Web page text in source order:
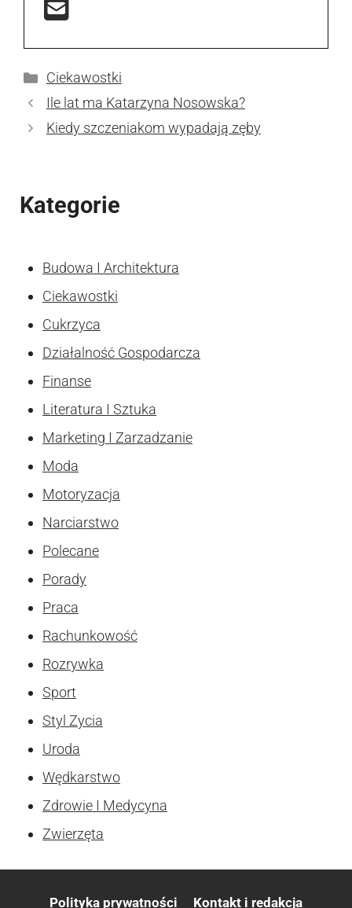
Kategorie
Ciekawostki
Ile lat ma Katarzyna Nosowska?
Kiedy szczeniakom wypadają zęby
Kategorie
Budowa I Architektura
Ciekawostki
Cukrzyca
Działalność Gospodarcza
Finanse
Literatura I Sztuka
Marketing I Zarzadzanie
Moda
Motoryzacja
Narciarstwo
Polecane
Porady
Praca
Rachunkowość
Rozrywka
Sport
Styl Zycia
Uroda
Wędkarstwo
Zdrowie I Medycyna
Zwierzęta
Polityka prywatności Kontakt i redakcja